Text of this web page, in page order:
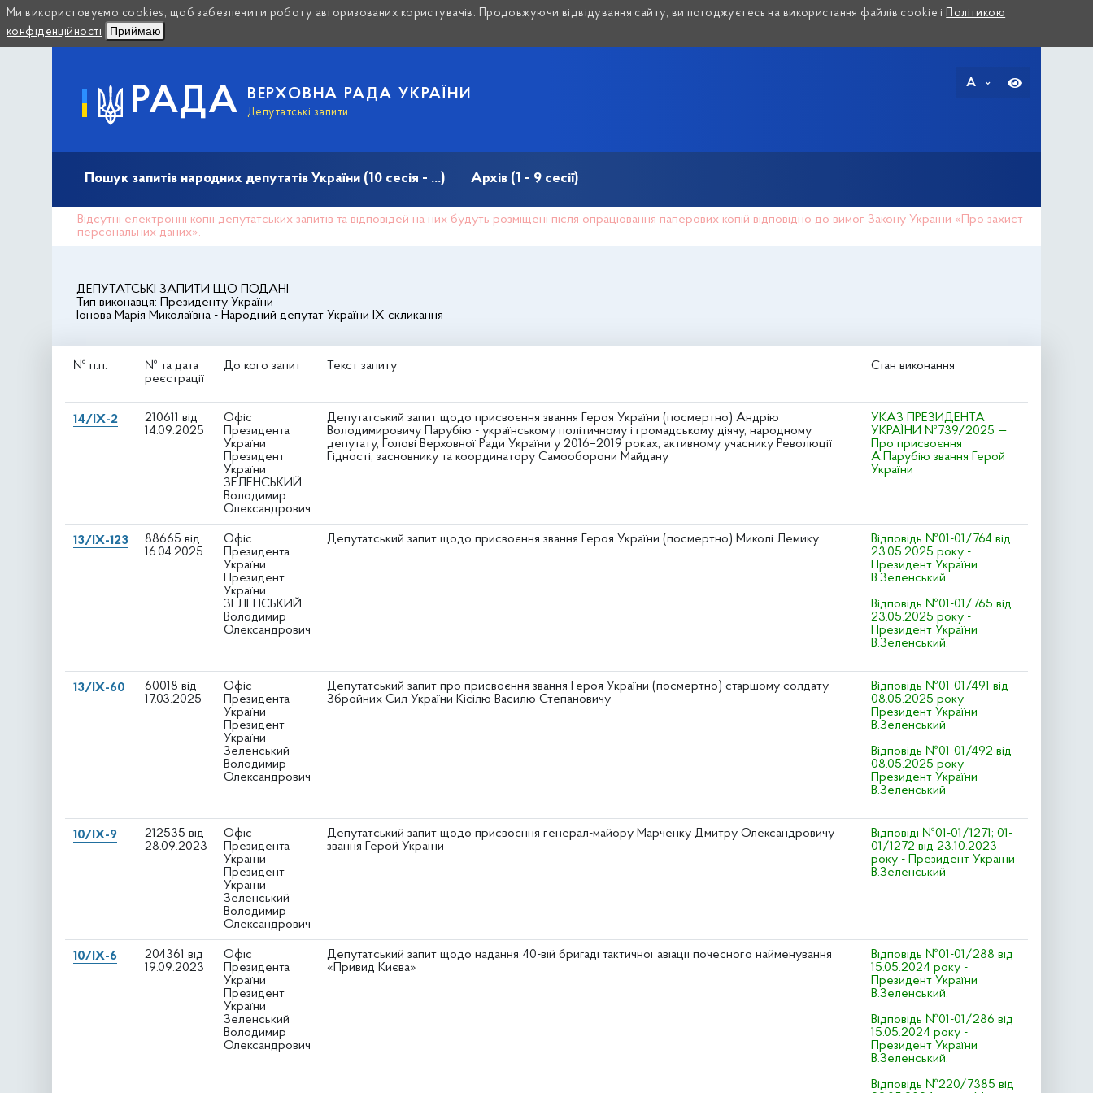
Ми використовуємо cookies, щоб забезпечити роботу авторизованих користувачів. Продовжуючи відвідування сайту, ви погоджуєтесь на використання файлів cookie і Політикою
конфіденційності
Приймаю
РАДА ВЕРХОВНА РАДА УКРАЇНИ
Депутатські запити
A
Пошук запитів народних депутатів України (10 сесія - ...) Архів (1 - 9 сесії)
Відсутні електронні копії депутатських запитів та відповідей на них будуть розміщені після опрацювання паперових копій відповідно до вимог Закону України «Про захист
персональних даних».
ДЕПУТАТСЬКІ ЗАПИТИ ЩО ПОДАНІ
Тип виконавця: Президенту України
Іонова Марія Миколаївна - Народний депутат України IX скликання
№ п.п.
№ та дата
реєстрації
До кого запит Текст запиту Стан виконання
14/IX-2
210611 від
14.09.2025
Офіс
Президента
України
Президент
України
ЗЕЛЕНСЬКИЙ
Володимир
Олександрович
Депутатський запит щодо присвоєння звання Героя України (посмертно) Андрію
Володимировичу Парубію - українському політичному і громадському діячу, народному
депутату, Голові Верховної Ради України у 2016–2019 роках, активному учаснику Революції
Гідності, засновнику та координатору Самооборони Майдану
УКАЗ ПРЕЗИДЕНТА
УКРАЇНИ №739/2025 —
Про присвоєння
А.Парубію звання Герой
України
13/IX-123
88665 від
16.04.2025
Офіс
Президента
України
Президент
України
ЗЕЛЕНСЬКИЙ
Володимир
Олександрович
Депутатський запит щодо присвоєння звання Героя України (посмертно) Миколі Лемику
Відповідь №01-01/764 від
23.05.2025 року -
Президент України
В.Зеленський.
Відповідь №01-01/765 від
23.05.2025 року -
Президент України
В.Зеленський.
13/IX-60
60018 від
17.03.2025
Офіс
Президента
України
Президент
України
Зеленський
Володимир
Олександрович
Депутатський запит про присвоєння звання Героя України (посмертно) старшому солдату
Збройних Сил України Кісілю Василю Степановичу
Відповідь №01-01/491 від
08.05.2025 року -
Президент України
В.Зеленський
Відповідь №01-01/492 від
08.05.2025 року -
Президент України
В.Зеленський
10/IX-9
212535 від
28.09.2023
Офіс
Президента
України
Президент
України
Зеленський
Володимир
Олександрович
Депутатський запит щодо присвоєння генерал-майору Марченку Дмитру Олександровичу
звання Герой України
Відповіді №01-01/1271; 01-
01/1272 від 23.10.2023
року - Президент України
В.Зеленський
10/IX-6
204361 від
19.09.2023
Офіс
Президента
України
Президент
України
Зеленський
Володимир
Олександрович
Депутатський запит щодо надання 40-вій бригаді тактичної авіації почесного найменування
«Привид Києва»
Відповідь №01-01/288 від
15.05.2024 року -
Президент України
В.Зеленський.
Відповідь №01-01/286 від
15.05.2024 року -
Президент України
В.Зеленський.
Відповідь №220/7385 від